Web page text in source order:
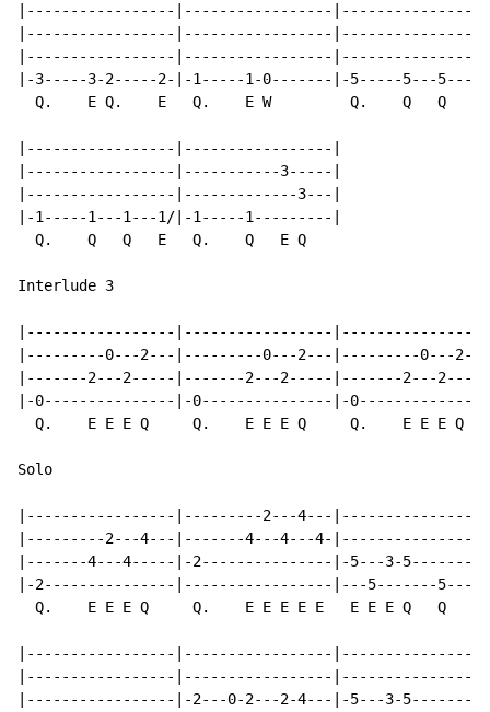
|-----------------|-----------------
|-----------------|-----------------
|-----------------|-----------------
|-3-----3-2-----2-|-1-----1-0-------|-5-----5---5---
Q.    E Q.    E   Q.    E W         Q.    Q   Q   E
|-----------------|-----------------|
|-----------------|-----------3-----|
|-----------------|-------------3---|
|-1-----1---1---1/|-1-----1---------|
  Q.    Q   Q   E   Q.    Q   E Q
Interlude 3
|-----------------|-----------------
|---------0---2---|---------0---2---|---------0---
|-------2---2-----|-------2---2-----|-------2---
|-0---------------|-0---------------|-
Q.    E E E Q     Q.    E E E Q     Q.    E E E Q
Solo
|-----------------|---------2---4---
|---------2---4---|-------4---4---4-
|-------4---4-----|-2---------------|-5---3-5-------
|-2---------------|-----------------|---5-------
Q.    E E E Q     Q.    E E E E E   E E E Q   Q   E
|-----------------|-----------------
|-----------------|-----------------
|-----------------|-2---0-2---2-4---|-5---3-5-------